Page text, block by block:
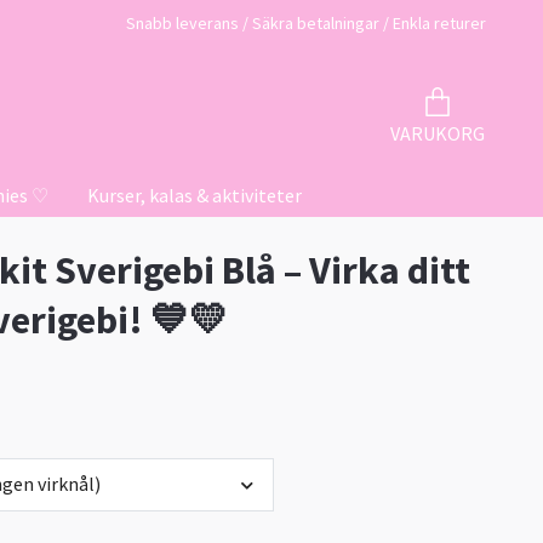
Snabb leverans / Säkra betalningar / Enkla returer
VARUKORG
♡ Kurser, kalas & aktiviteter
Sverigebi Blå – Virka ditt
💙💛
virknål)